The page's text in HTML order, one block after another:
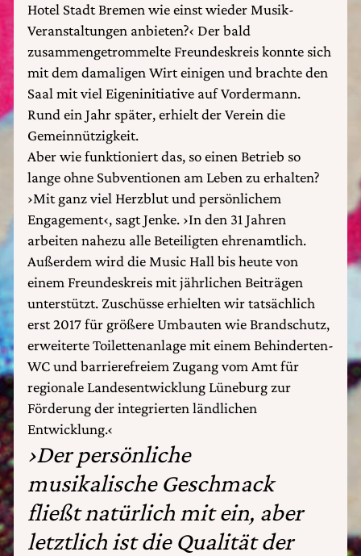
Hotel Stadt Bremen wie einst wieder Musik-
Veranstaltungen anbieten?‹ Der bald
zusammengetrommelte Freundeskreis konnte sich
mit dem damaligen Wirt einigen und brachte den
Saal mit viel Eigeninitiative auf Vordermann.
Rund ein Jahr später, erhielt der Verein die
Gemeinnützigkeit.
Aber wie funktioniert das, so einen Betrieb so
lange ohne Subventionen am Leben zu erhalten?
›Mit ganz viel Herzblut und persönlichem
Engagement‹, sagt Jenke. ›In den 31 Jahren
arbeiten nahezu alle Beteiligten ehrenamtlich.
Außerdem wird die Music Hall bis heute von
einem Freundeskreis mit jährlichen Beiträgen
unterstützt. Zuschüsse erhielten wir tatsächlich
erst 2017 für größere Umbauten wie Brandschutz,
erweiterte Toilettenanlage mit einem Behinderten-
WC und barrierefreiem Zugang vom Amt für
regionale Landesentwicklung Lüneburg zur
Förderung der integrierten ländlichen
Entwicklung.‹
›Der persönliche
musikalische Geschmack
fließt natürlich mit ein, aber
letztlich ist die Qualität der